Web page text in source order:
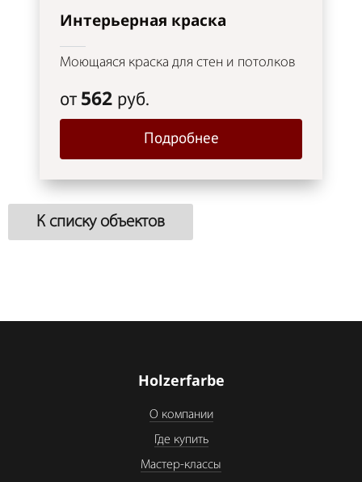
Интерьерная краска
Моющаяся краска для стен и потолков
от 562 руб.
Подробнее
К списку объектов
Holzerfarbe
О компании
Где купить
Мастер-классы